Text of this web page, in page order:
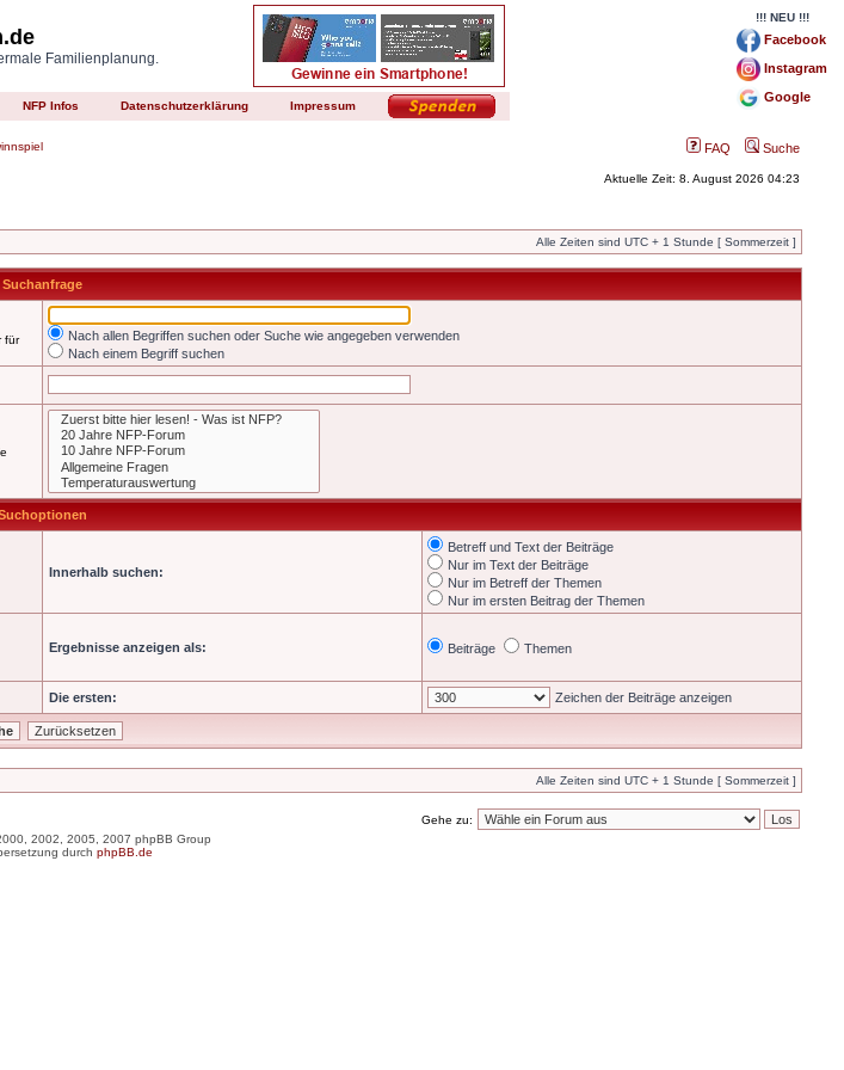
Familienplanung.
NFP Infos Datenschutzerklärung Impressum
!!! NEU !!!
Facebook
Instagram
Google
FAQ Suche
Aktuelle Zeit: 8. August 2026 04:23
Alle Zeiten sind UTC + 1 Stunde [ Sommerzeit ]
Suchanfrage
für
Nach allen Begriffen suchen oder Suche wie angegeben verwenden
Nach einem Begriff suchen
Innerhalb suchen:
Betreff und Text der Beiträge
Nur im Text der Beiträge
Nur im Betreff der Themen
Nur im ersten Beitrag der Themen
Ergebnisse anzeigen als: Beiträge Themen
Die ersten: Zeichen der Beiträge anzeigen
Alle Zeiten sind UTC + 1 Stunde [ Sommerzeit ]
Gehe zu:
2002, 2005, 2007 phpBB Group
durch phpBB.de